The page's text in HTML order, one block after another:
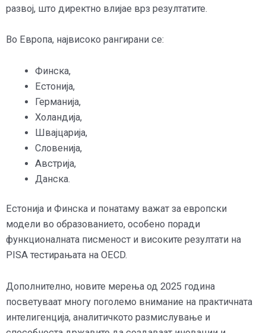
развој, што директно влијае врз резултатите.
Во Европа, највисоко рангирани се:
Финска,
Естонија,
Германија,
Холандија,
Швајцарија,
Словенија,
Австрија,
Данска.
Естонија и Финска и понатаму важат за европски
модели во образованието, особено поради
функционалната писменост и високите резултати на
PISA тестирањата на OECD.
Дополнително, новите мерења од 2025 година
посветуваат многу поголемо внимание на практичната
интелигенција, аналитичкото размислување и